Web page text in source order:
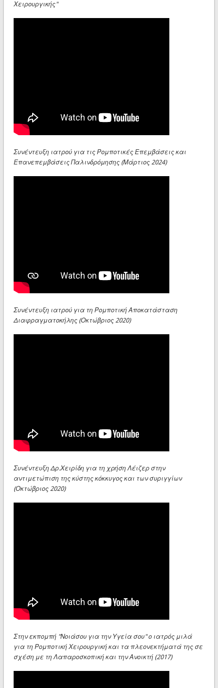
Χειρουργικής"
Συνέντευξη ιατρού για τις Ρομποτικές Επεμβάσεις και
Επανεπεμβάσεις Παλινδρόμησης (Μάρτιος 2024)
Συνέντευξη ιατρού για τη Ρομποτική Αποκατάσταση
Διαφραγματοκήλης (Οκτώβριος 2020)
Συνέντευξη Δρ.Χειρίδη για τη χρήση Λέιζερ στην
αντιμετώπιση της κύστης κόκκυγος και των συριγγίων
(Οκτώβριος 2020)
Στην εκπομπή "Νοιάσου για την Υγεία σου" ο ιατρός μιλά
για τη Ρομποτική Χειρουργική και τα πλεονεκτήματά της σε
σχέση με τη Λαπαροσκοπική και την Ανοικτή (2017)